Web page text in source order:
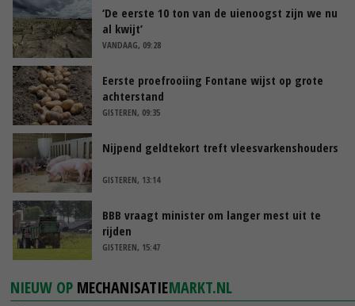
‘De eerste 10 ton van de uienoogst zijn we nu
al kwijt’
VANDAAG, 09:28
Eerste proefrooiing Fontane wijst op grote
achterstand
GISTEREN, 09:35
Nijpend geldtekort treft vleesvarkenshouders
GISTEREN, 13:14
BBB vraagt minister om langer mest uit te
rijden
GISTEREN, 15:47
NIEUW OP MECHANISATIEMARKT.NL